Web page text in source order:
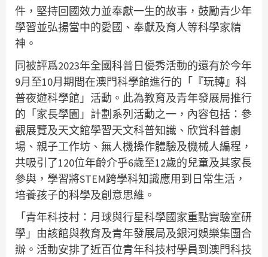
件，堅持回國效力並奉獻一生的故事，鼓勵青少年
學習並弘揚當中的愛國、奉獻及育人等科學家精
神。
同被評爲2023年全國科普日優秀活動的還有於今年
9月至10月期間在澳門科學館進行的「『玩轉』科
普夜遊科學館」活動。此為教育及青年發展局推行
的「家長學園」計劃系列活動之一，內容包括：參
觀展覽及天文館學習天文科普知識、欣賞科普劇
場、親子工作坊、無人機操作體驗及機械人編程，
共吸引了120位年齡介乎6歲至12歲的兒童及其家長
參與，學習將STEM跨學科知識應用到日常生活，
培養孩子的科學及創意思維。
「青年科技村：月球與行星科學國家重點實驗室研
學」由該館與教育及青年發展局及銀河娛樂集團合
辦。活動安排了近百位青年科技村學員到澳門科技